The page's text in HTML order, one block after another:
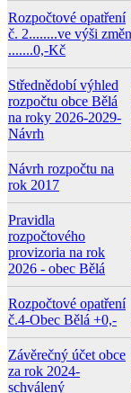
Rozpočtové opatření
č. 2........ve výši změn
.......0,-Kč
Střednědobí výhled
rozpočtu obce Bělá
na roky 2026-2029-
Návrh
Návrh rozpočtu na
rok 2017
Pravidla
rozpočtového
provizoria na rok
2026 - obec Bělá
Rozpočtové opatření
č.4-Obec Bělá +0,-
Závěrečný účet obce
za rok 2024-
schválený